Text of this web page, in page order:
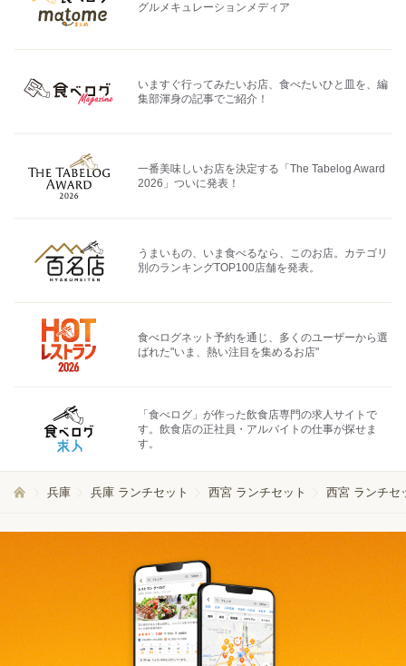
グルメキュレーションメディア
いますぐ行ってみたいお店、食べたいひと皿を、編
集部渾身の記事でご紹介！
一番美味しいお店を決定する「The Tabelog Award
2026」ついに発表！
うまいもの、いま食べるなら、このお店。カテゴリ
別のランキングTOP100店舗を発表。
食べログネット予約を通じ、多くのユーザーから選
ばれた"いま、熱い注目を集めるお店"
「食べログ」が作った飲食店専門の求人サイトで
す。飲食店の正社員・アルバイトの仕事が探せま
す。
兵庫 兵庫 ランチセット 西宮 ランチセット 西宮 ランチセ